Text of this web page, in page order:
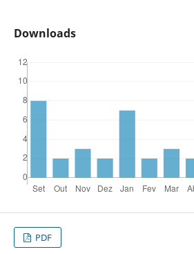
Downloads
PDF